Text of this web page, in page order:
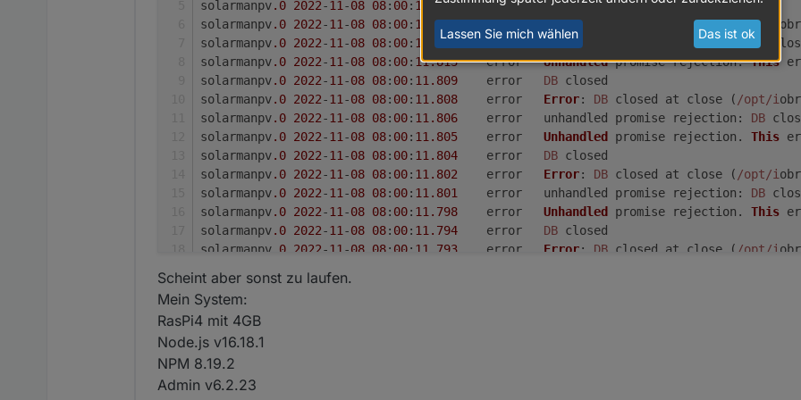
solarmanpv.0 2022-11 -08 08: 00: 11.815
	error
DB closed
solarmanpv.0 2022-11 -08 08: 00: 11.815
	error
Error: closed at close (/opt/i
solarmanpv.0 2022-11 -08 08: 00: 11.814
	error	unhandled promise
rejection: DB
solarmanpv.0 2022-11 -08 08: 00: 11.813
	error
Unhandled promise rejection. This
solarmanpv.0 2022-11 -08 08: 00: 11.809 DB closed
solarmanpv.0 2022-11 -08 08: 00: 11.808 Error: DB closed at close ( /opt/i
solarmanpv.0 2022-11 -08 08: 00: 11.806
	error	unhandled promise
rejection : DB
solarmanpv.0 2022-11 -08 08: 00: 11.805 Unhandled promise rejection. This
solarmanpv.0 2022-11 -08 08: 00: 11.804 DB closed
solarmanpv.0 2022-11 -08 08: 00: 11.802 Error: DB closed at close ( /opt/i
solarmanpv.0 2022-11 -08 08: 00: 11.801
	error	unhandled promise
rejection : DB
solarmanpv.0 2022-11 -08 08: 00: 11.798 Unhandled promise rejection. This
solarmanpv.0 2022-11 -08 08: 00: 11.794 DB closed
solarmanpv .0 2022-11 -08 08: 00: 11.793 Error: DB closed at close ( /opt/i
solarmanpv.0 2022-11 -
solarmanpv
solarmanpv
solarmanpv
solarmanpv
solarmanpv
Scheint aber sonst zu laufen.
Mein System:
RasPi4 mit 4GB
Node.js v16.18.1
NPM 8.19.2
Admin v6.2.23
Lassen Sie mich wählen Das ist ok